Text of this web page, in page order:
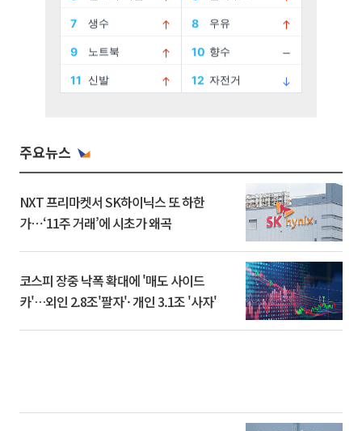
주요뉴스
NXT 프리마켓서 SK하이닉스 또 하한
가⋯‘11주 거래’에 시초가 왜곡
코스피 장중 낙폭 확대에 '매도 사이드
카'…외인 2.8조'팔자'· 개인 3.1조 '사자'